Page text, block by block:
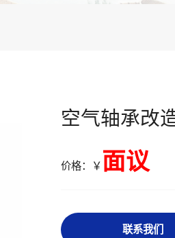
空气轴承改
价格：￥ 面议
联系我们